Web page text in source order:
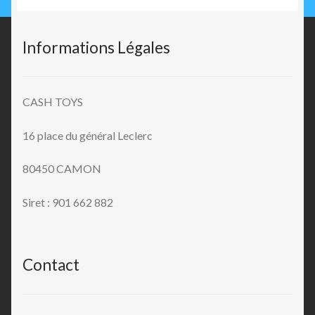
Informations Légales
CASH TOYS
16 place du général Leclerc
80450 CAMON
Siret : 901 662 882
Contact